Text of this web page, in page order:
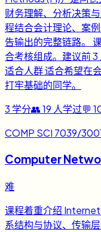
财务理解、分析决策
程结合会计理论、案
告输出的完整链路。
合考核组成。建议前 3
适合人群 适合希望在
打牢基础的同学。
3 学分👥19 人学过💬
COMP SCI 7039/
Computer
难
课程着重介绍
系结构与协议、传输